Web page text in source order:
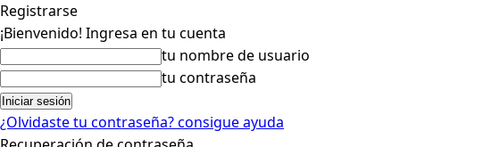
Registrarse
¡Bienvenido! Ingresa en tu cuenta
tu nombre de usuario
tu contraseña
¿Olvidaste tu contraseña? consigue ayuda